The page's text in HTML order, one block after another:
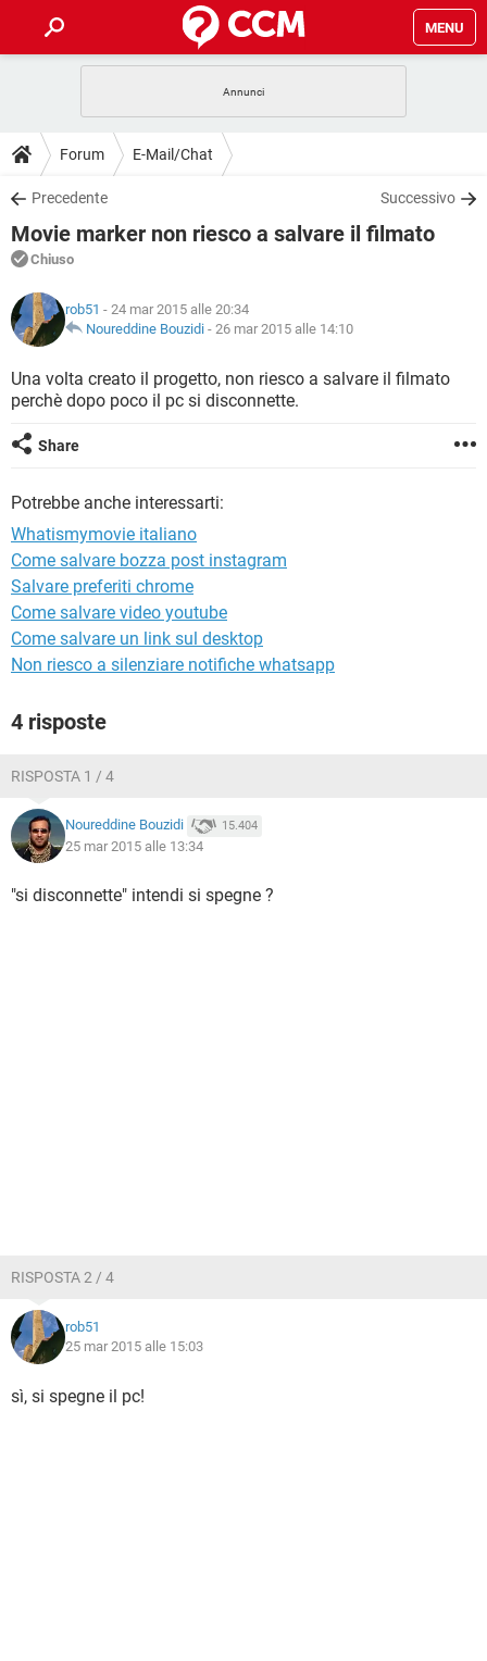
MENU
INTRATTENIMENTO
iOS
INSTAGRAM WHATSAPP
TIKTOK
HARDWARE
GUIDE
COVID-19
iOS
INSTAGRAM
TIKTOK FACEBOOK
DOWNLOAD
COVID-19 GAMING
INTRATTENIMENTO
iOS
INSTAGRAM
TIKTOK FACEBOOK
FORUM
COVID-19
INTRATTENIMENTO ANDROID
INSTAGRAM WHATSAPP
TIKTOK
GLOSSARIO
COVID-19
INTRATTENIMENTO ANDROID
INSTAGRAM
TIKTOK
HARDWARE
Forum E-Mail/Chat
Precedente Successivo
Movie marker non riesco a salvare il filmato
Chiuso
rob51 - 24 mar 2015 alle 20:34
Noureddine Bouzidi - 26 mar 2015 alle 14:10
Una volta creato il progetto, non riesco a salvare il filmato
perchè dopo poco il pc si disconnette.
Share
Potrebbe anche interessarti:
Whatismymovie italiano
Come salvare bozza post instagram
Salvare preferiti chrome
Come salvare video youtube
Come salvare un link sul desktop
Non riesco a silenziare notifiche whatsapp
4 risposte
RISPOSTA 1 / 4
Noureddine Bouzidi 15.404
25 mar 2015 alle 13:34
"si disconnette" intendi si spegne ?
RISPOSTA 2 / 4
rob51
25 mar 2015 alle 15:03
sì, si spegne il pc!